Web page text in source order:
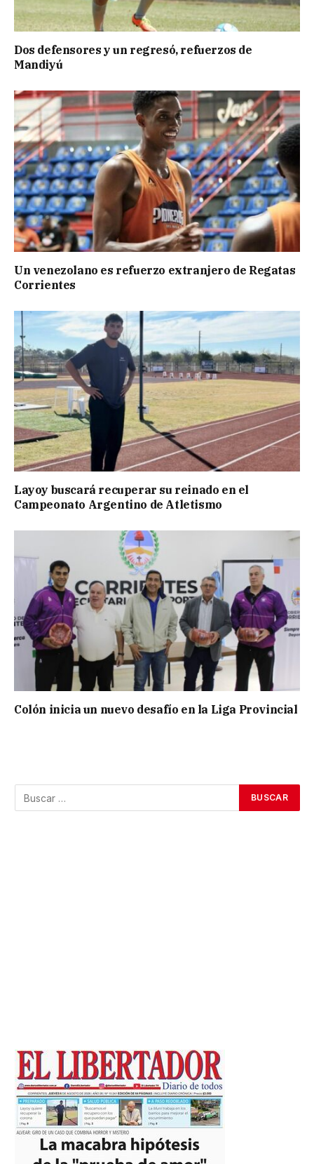
Dos defensores y un regresó, refuerzos de
Mandiyú
Un venezolano es refuerzo extranjero de Regatas
Corrientes
Layoy buscará recuperar su reinado en el
Campeonato Argentino de Atletismo
Colón inicia un nuevo desafío en la Liga Provincial